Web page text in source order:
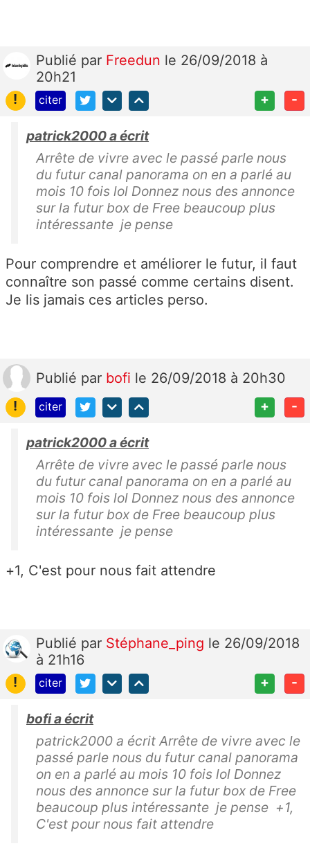
Publié par Freedun le 26/09/2018 à
20h21
!
citer + -
patrick2000 a écrit
Arrête de vivre avec le passé parle nous
du futur canal panorama on en a parlé au
mois 10 fois lol Donnez nous des annonce
sur la futur box de Free beaucoup plus
intéressante je pense
Pour comprendre et améliorer le futur, il faut
connaître son passé comme certains disent.
Je lis jamais ces articles perso.
Publié par bofi le 26/09/2018 à 20h30
!
citer + -
patrick2000 a écrit
Arrête de vivre avec le passé parle nous
du futur canal panorama on en a parlé au
mois 10 fois lol Donnez nous des annonce
sur la futur box de Free beaucoup plus
intéressante je pense
+1, C'est pour nous fait attendre
Publié par Stéphane_ping le 26/09/2018
à 21h16
!
citer + -
bofi a écrit
patrick2000 a écrit Arrête de vivre avec le
passé parle nous du futur canal panorama
on en a parlé au mois 10 fois lol Donnez
nous des annonce sur la futur box de Free
beaucoup plus intéressante je pense +1,
C'est pour nous fait attendre